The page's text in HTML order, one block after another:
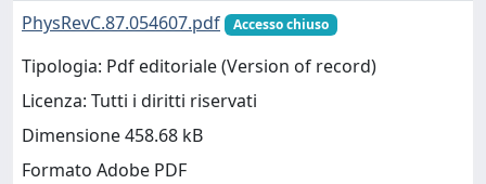
PhysRevC.87.054607.pdf
Accesso chiuso
Tipologia: Pdf editoriale (Version of record)
Licenza: Tutti i diritti riservati
Dimensione 458.68 kB
Formato Adobe PDF